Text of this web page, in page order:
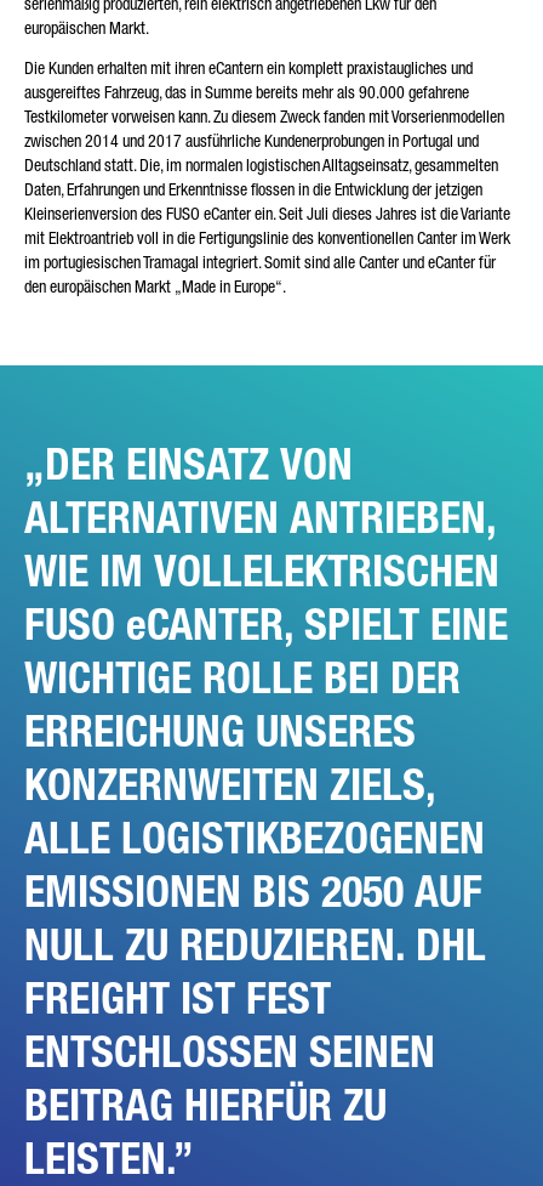
* Pflichtfeld
Wir werden Ihre Daten sorgfältig gemäß den gesetzlichen
Bestimmungen zum Datenschutz entsprechend Ihrer
Zustimmung nur zum Zwecke der Abwicklung Ihrer Anfrage
verarbeiten, speichern und nutzen. Weitere Details zur
Verarbeitung Ihrer personenbezogenen Daten durch die
Daimler Truck AG sowie detaillierte Hinweise zu Ihren Rechten
finden Sie online in denDatenschutzhinweisen
europäischen Markt.
Die Kunden erhalten mit ihren eCantern ein komplett praxistaugliches und
ausgereiftes Fahrzeug, das in Summe bereits mehr als 90.000 gefahrene
Testkilometer vorweisen kann. Zu diesem Zweck fanden mit Vorserienmodellen
zwischen 2014 und 2017 ausführliche Kundenerprobungen in Portugal und
Deutschland statt. Die, im normalen logistischen Alltagseinsatz, gesammelten
Daten, Erfahrungen und Erkenntnisse flossen in die Entwicklung der jetzigen
Kleinserienversion des FUSO eCanter ein. Seit Juli dieses Jahres ist die Variante
mit Elektroantrieb voll in die Fertigungslinie des konventionellen Canter im Werk
im portugiesischen Tramagal integriert. Somit sind alle Canter und eCanter für
den europäischen Markt „Made in Europe“.
DER EINSATZ VON
ALTERNATIVEN ANTRIEBEN,
WIE IM VOLLELEKTRISCHEN
FUSO eCANTER, SPIELT EINE
WICHTIGE ROLLE BEI DER
ERREICHUNG UNSERES
KONZERNWEITEN ZIELS,
ALLE LOGISTIKBEZOGENEN
EMISSIONEN BIS 2050 AUF
NULL ZU REDUZIEREN. DHL
FREIGHT IST FEST
ENTSCHLOSSEN SEINEN
BEITRAG HIERFÜR ZU
LEISTEN.